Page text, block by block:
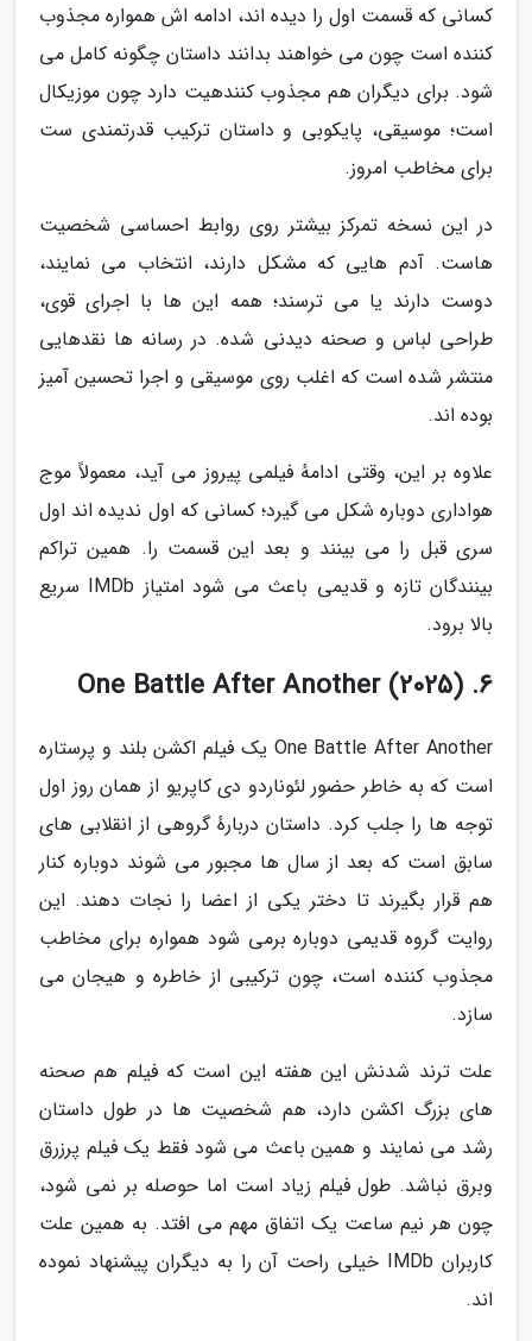
کسانی که قسمت اول را دیده اند، ادامه اش همواره مجذوب
کننده است چون می خواهند بدانند داستان چگونه کامل می
شود. برای دیگران هم مجذوب کنندهیت دارد چون موزیکال
است؛ موسیقی، پایکوبی و داستان ترکیب قدرتمندی ست
برای مخاطب امروز.
در این نسخه تمرکز بیشتر روی روابط احساسی شخصیت
هاست. آدم هایی که مشکل دارند، انتخاب می نمایند،
دوست دارند یا می ترسند؛ همه این ها با اجرای قوی،
طراحی لباس و صحنه دیدنی شده. در رسانه ها نقدهایی
منتشر شده است که اغلب روی موسیقی و اجرا تحسین آمیز
بوده اند.
علاوه بر این، وقتی ادامهٔ فیلمی پیروز می آید، معمولاً موج
هواداری دوباره شکل می گیرد؛ کسانی که اول ندیده اند اول
سری قبل را می بینند و بعد این قسمت را. همین تراکم
بینندگان تازه و قدیمی باعث می شود امتیاز IMDb سریع
بالا برود.
6. One Battle After Another (2025)
One Battle After Another یک فیلم اکشن بلند و پرستاره
است که به خاطر حضور لئوناردو دی کاپریو از همان روز اول
توجه ها را جلب کرد. داستان دربارهٔ گروهی از انقلابی های
سابق است که بعد از سال ها مجبور می شوند دوباره کنار
هم قرار بگیرند تا دختر یکی از اعضا را نجات دهند. این
روایت گروه قدیمی دوباره برمی شود همواره برای مخاطب
مجذوب کننده است، چون ترکیبی از خاطره و هیجان می
سازد.
علت ترند شدنش این هفته این است که فیلم هم صحنه
های بزرگ اکشن دارد، هم شخصیت ها در طول داستان
رشد می نمایند و همین باعث می شود فقط یک فیلم پرزرق
وبرق نباشد. طول فیلم زیاد است اما حوصله بر نمی شود،
چون هر نیم ساعت یک اتفاق مهم می افتد. به همین علت
کاربران IMDb خیلی راحت آن را به دیگران پیشنهاد نموده
اند.